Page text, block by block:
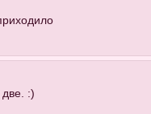
:)